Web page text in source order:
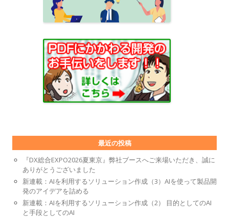
最近の投稿
『DX総合EXPO2026夏東京』弊社ブースへご来場いただき、誠に
ありがとうございました
新連載：AIを利用するソリューション作成（3）AIを使って製品開
発のアイデアを詰める
新連載：AIを利用するソリューション作成（2） 目的としてのAI
と手段としてのAI